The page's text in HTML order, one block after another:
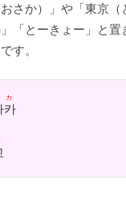
さか）」や「東京
「とーきょー」と
す。
카
カ